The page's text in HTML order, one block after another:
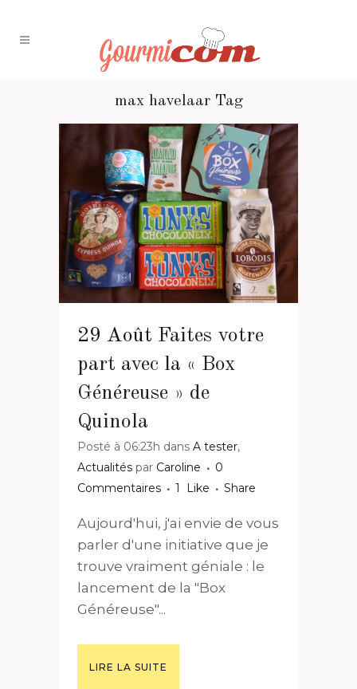
max havelaar Tag
29 Août Faites votre
part avec la « Box
Généreuse » de
Quinola
Posté à 06:23h dans A tester,
Actualités par Caroline
0
Commentaires
1 Like Share
Aujourd'hui, j'ai envie de vous
parler d'une initiative que je
trouve vraiment géniale : le
lancement de la "Box
Généreuse"...
LIRE LA SUITE